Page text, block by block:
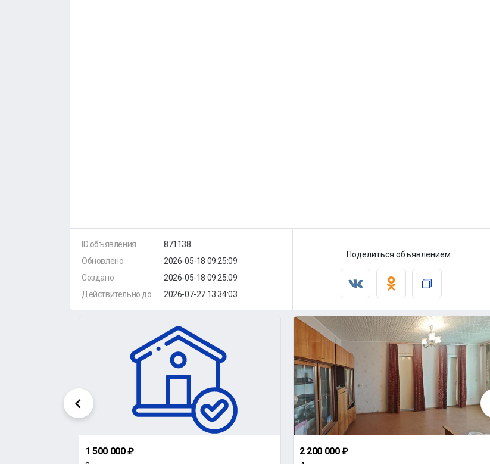
ID объявления
Обновлено
Создано
Действительно до
871138
2026-05-18 09:25:09
2026-05-18 09:25:09
2026-07-27 13:34:03
Поделиться объявлением
1 500 000 ₽ 2 200 000 ₽